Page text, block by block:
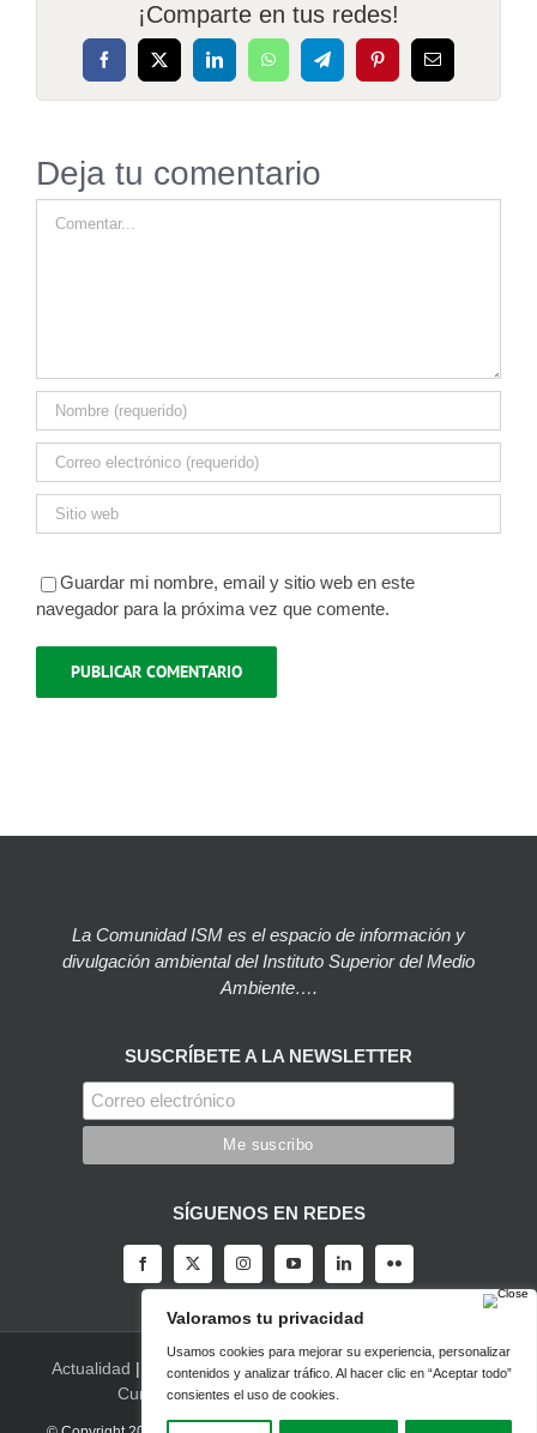
¡Comparte en tus redes!
Facebook
X LinkedInWhatsAppTelegramPinterestCorreo
electrónico
Deja tu comentario
Guardar mi nombre, email y sitio web en este
navegador para la próxima vez que comente.
La Comunidad ISM es el espacio de información y
divulgación ambiental del Instituto Superior del Medio
Ambiente….
SUSCRÍBETE A LA NEWSLETTER
SÍGUENOS EN REDES
Actualidad | Blog|Agenda|Herramientas|Canal Vídeo|
Cursos|Empleo|Newsletter